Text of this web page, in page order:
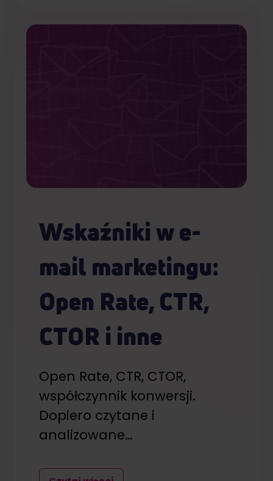
Wskaźniki w e-
mail marketingu:
Open Rate, CTR,
CTOR i inne
Open Rate, CTR, CTOR,
współczynnik konwersji.
Dopiero czytane i
analizowane…